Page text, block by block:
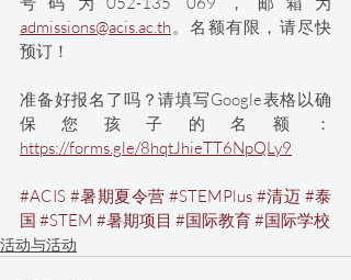
admissions@acis.ac.th 。名额有限，请尽快
预订！
准备好报名了吗？请填写Google表格以确
保您孩子的名额：
https://forms.gle/8hqtJhieTT6NpQLy9
#ACIS #暑期夏令营 #STEMPlus #清迈 #泰
国 #STEM #暑期项目 #国际教育#国际学校
活动与活动